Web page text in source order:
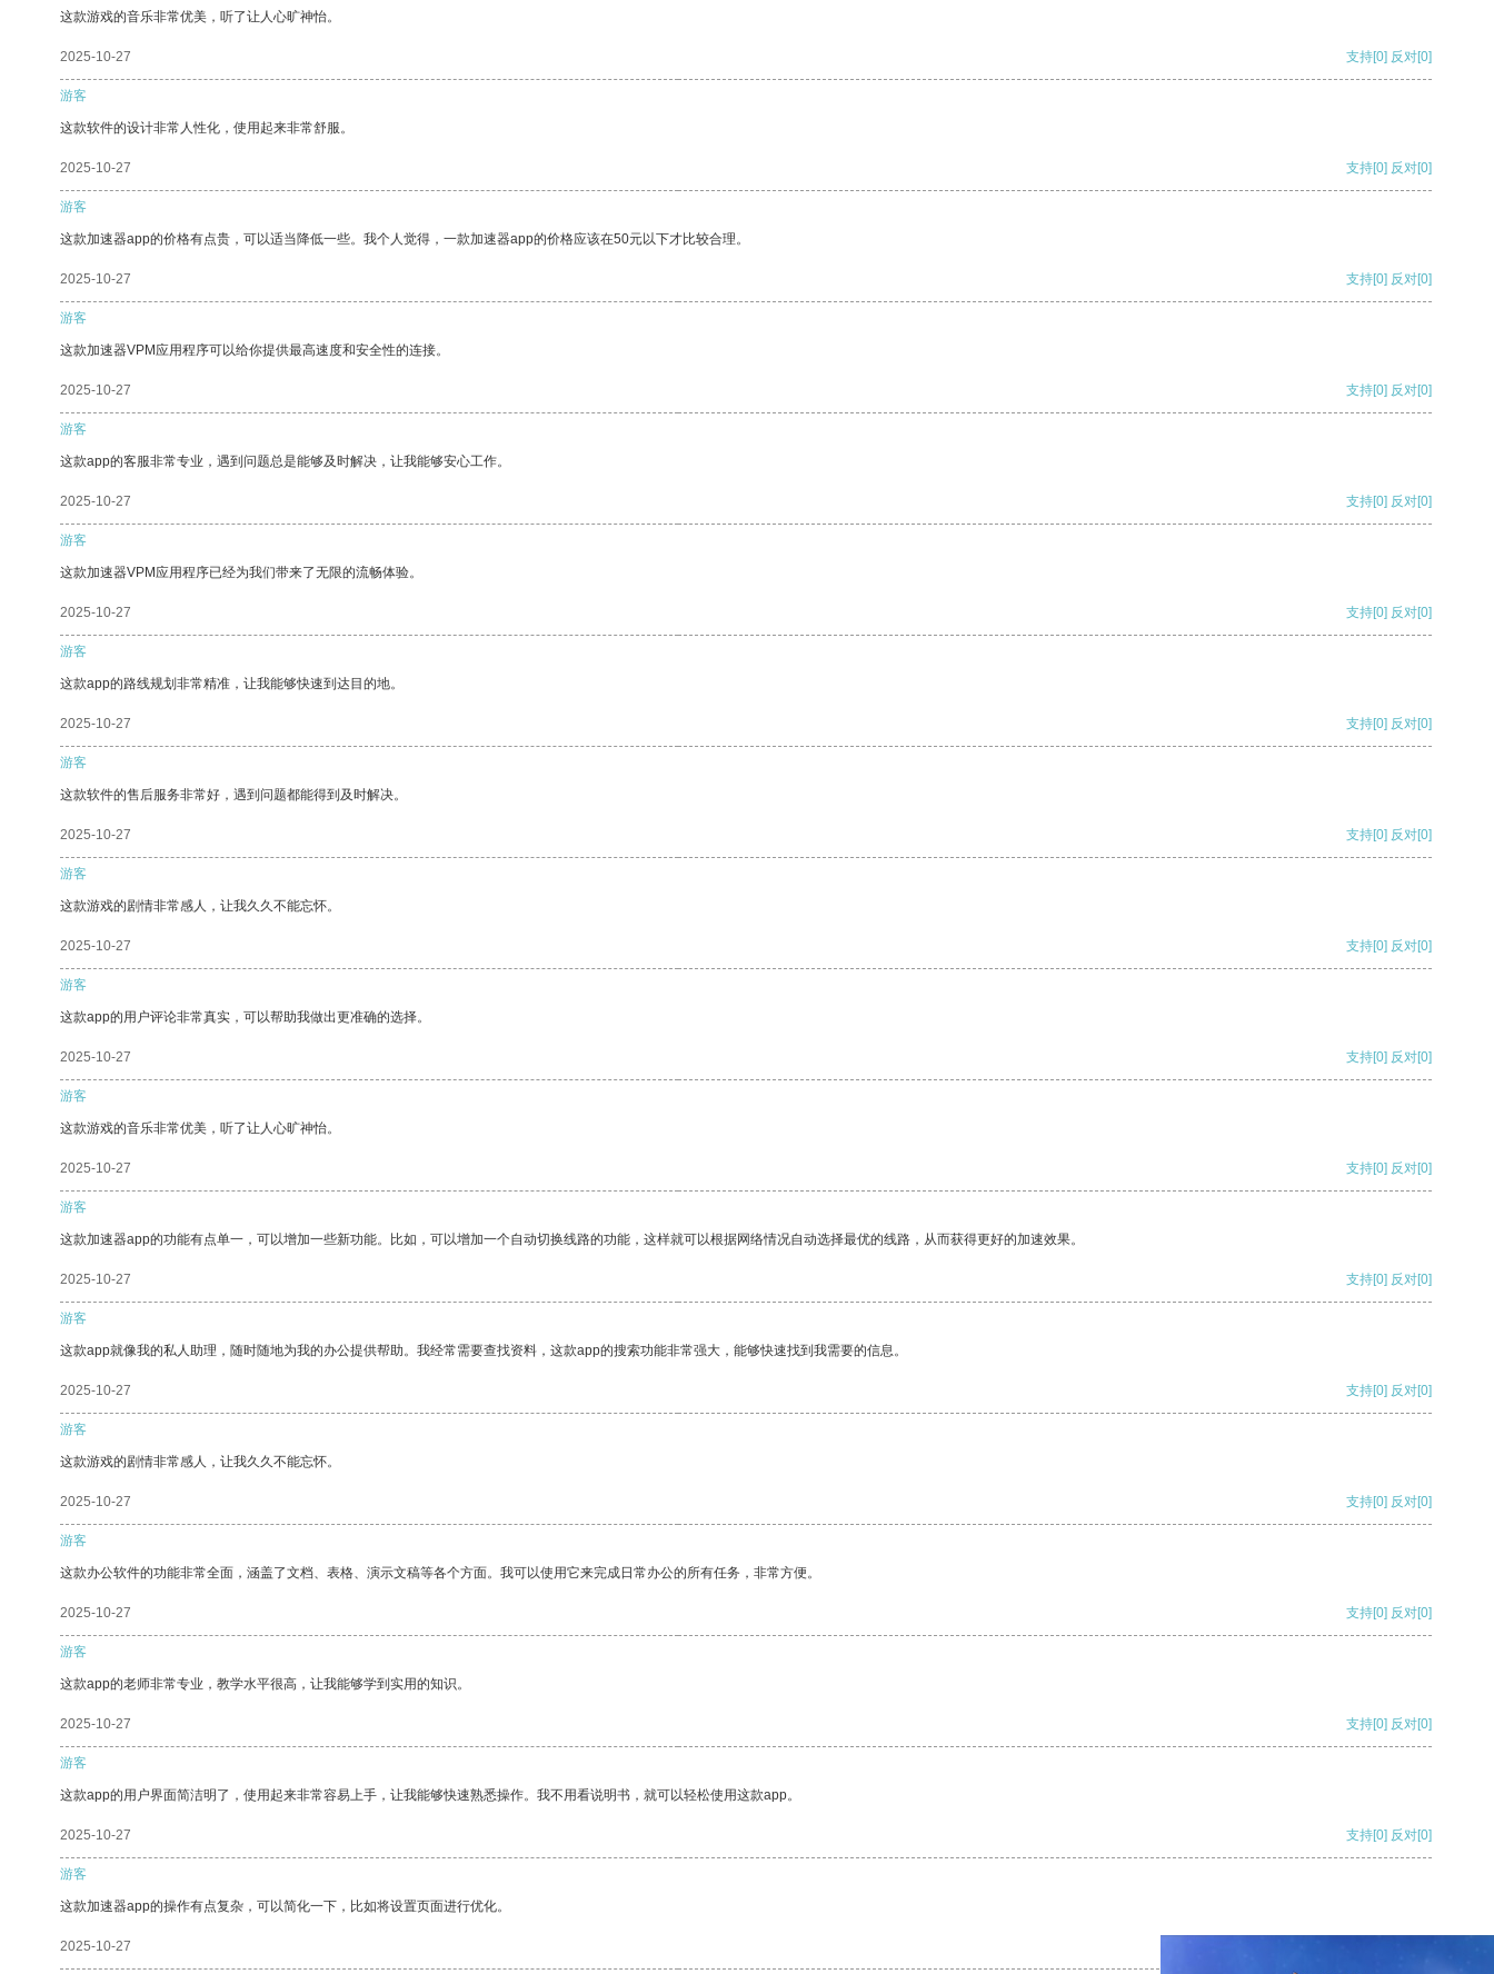
这款游戏的音乐非常优美，听了让人心旷神怡。
2025-10-27 支持[0] 反对[0]
游客
这款软件的设计非常人性化，使用起来非常舒服。
2025-10-27 支持[0] 反对[0]
游客
这款加速器app的价格有点贵，可以适当降低一些。我个人觉得，一款加速器app的价格应该在50元以下才比较合理。
2025-10-27 支持[0] 反对[0]
游客
这款加速器VPM应用程序可以给你提供最高速度和安全性的连接。
2025-10-27 支持[0] 反对[0]
游客
这款app的客服非常专业，遇到问题总是能够及时解决，让我能够安心工作。
2025-10-27 支持[0] 反对[0]
游客
这款加速器VPM应用程序已经为我们带来了无限的流畅体验。
2025-10-27 支持[0] 反对[0]
游客
这款app的路线规划非常精准，让我能够快速到达目的地。
2025-10-27 支持[0] 反对[0]
游客
这款软件的售后服务非常好，遇到问题都能得到及时解决。
2025-10-27 支持[0] 反对[0]
游客
这款游戏的剧情非常感人，让我久久不能忘怀。
2025-10-27 支持[0] 反对[0]
游客
这款app的用户评论非常真实，可以帮助我做出更准确的选择。
2025-10-27 支持[0] 反对[0]
游客
这款游戏的音乐非常优美，听了让人心旷神怡。
2025-10-27 支持[0] 反对[0]
游客
这款加速器app的功能有点单一，可以增加一些新功能。比如，可以增加一个自动切换线路的功能，这样就可以根据网络情况自动选择最优的线路，从而获得更好的加速效果。
2025-10-27 支持[0] 反对[0]
游客
这款app就像我的私人助理，随时随地为我的办公提供帮助。我经常需要查找资料，这款app的搜索功能非常强大，能够快速找到我需要的信息。
2025-10-27 支持[0] 反对[0]
游客
这款游戏的剧情非常感人，让我久久不能忘怀。
2025-10-27 支持[0] 反对[0]
游客
这款办公软件的功能非常全面，涵盖了文档、表格、演示文稿等各个方面。我可以使用它来完成日常办公的所有任务，非常方便。
2025-10-27 支持[0] 反对[0]
游客
这款app的老师非常专业，教学水平很高，让我能够学到实用的知识。
2025-10-27 支持[0] 反对[0]
游客
这款app的用户界面简洁明了，使用起来非常容易上手，让我能够快速熟悉操作。我不用看说明书，就可以轻松使用这款app。
2025-10-27 支持[0] 反对[0]
游客
这款加速器app的操作有点复杂，可以简化一下，比如将设置页面进行优化。
2025-10-27